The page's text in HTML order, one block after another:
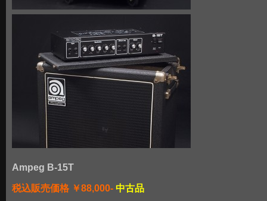
Ampeg B-15T
税込販売価格 ￥88,000- 中古品